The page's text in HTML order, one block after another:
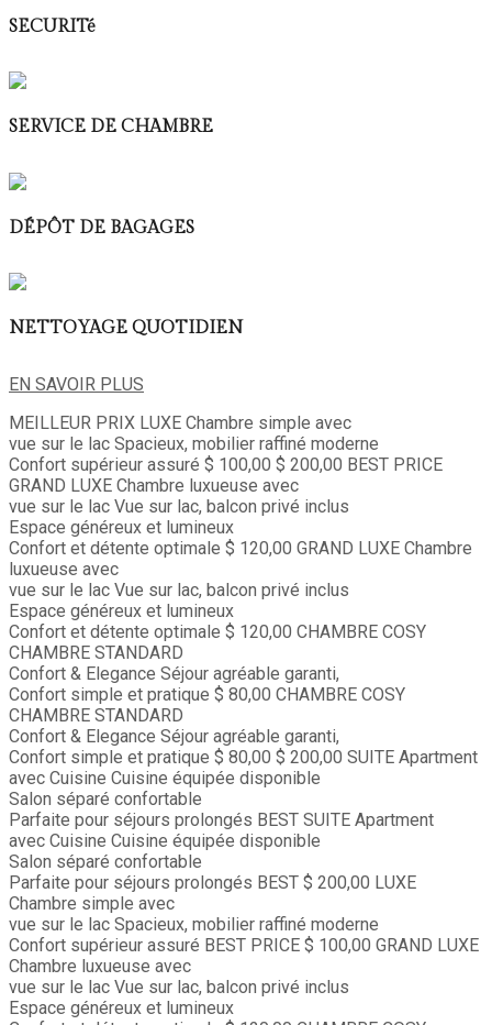
SECURITé
SERVICE DE CHAMBRE
DÉPÔT DE BAGAGES
NETTOYAGE QUOTIDIEN
EN SAVOIR PLUS
MEILLEUR PRIX LUXE Chambre simple avec
vue sur le lac Spacieux, mobilier raffiné moderne
Confort supérieur assuré $ 100,00 $ 200,00 BEST PRICE
GRAND LUXE Chambre luxueuse avec
vue sur le lac Vue sur lac, balcon privé inclus
Espace généreux et lumineux
Confort et détente optimale $ 120,00 GRAND LUXE Chambre
luxueuse avec
vue sur le lac Vue sur lac, balcon privé inclus
Espace généreux et lumineux
Confort et détente optimale $ 120,00 CHAMBRE COSY
CHAMBRE STANDARD
Confort & Elegance Séjour agréable garanti,
Confort simple et pratique $ 80,00 CHAMBRE COSY
CHAMBRE STANDARD
Confort & Elegance Séjour agréable garanti,
Confort simple et pratique $ 80,00 $ 200,00 SUITE Apartment
avec Cuisine Cuisine équipée disponible
Salon séparé confortable
Parfaite pour séjours prolongés BEST SUITE Apartment
avec Cuisine Cuisine équipée disponible
Salon séparé confortable
Parfaite pour séjours prolongés BEST $ 200,00 LUXE
Chambre simple avec
vue sur le lac Spacieux, mobilier raffiné moderne
Confort supérieur assuré BEST PRICE $ 100,00 GRAND LUXE
Chambre luxueuse avec
vue sur le lac Vue sur lac, balcon privé inclus
Espace généreux et lumineux